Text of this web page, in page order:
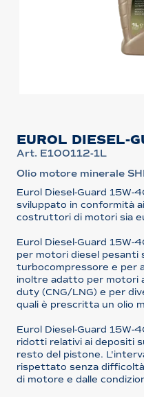
EUROL DIESEL-
Art. E100112-1L
Olio motore minerale
Eurol Diesel-Guard 15W-
sviluppato in conformità
costruttori di motori sia
Eurol Diesel-Guard
per motori diesel pesanti
turbocompressore e per
inoltre adatto per motori
duty (CNG/LNG) e per
quali è prescritta un olio
Eurol Diesel-Guard 15W-
ridotti relativi ai depositi
resto del pistone.
rispettato senza
di motore e dalle